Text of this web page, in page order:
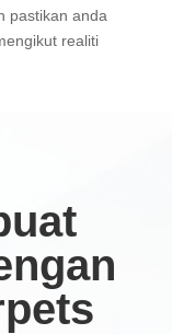
pastikan anda
realiti